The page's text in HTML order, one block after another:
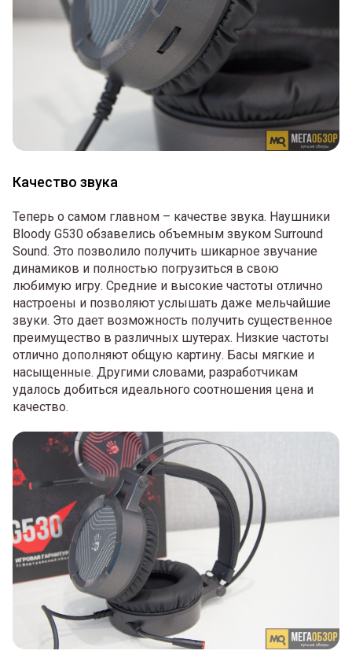
Качество звука
Теперь о самом главном – качестве звука. Наушники
Bloody G530 обзавелись объемным звуком Surround
Sound. Это позволило получить шикарное звучание
динамиков и полностью погрузиться в свою
любимую игру. Средние и высокие частоты отлично
настроены и позволяют услышать даже мельчайшие
звуки. Это дает возможность получить существенное
преимущество в различных шутерах. Низкие частоты
отлично дополняют общую картину. Басы мягкие и
насыщенные. Другими словами, разработчикам
удалось добиться идеального соотношения цена и
качество.